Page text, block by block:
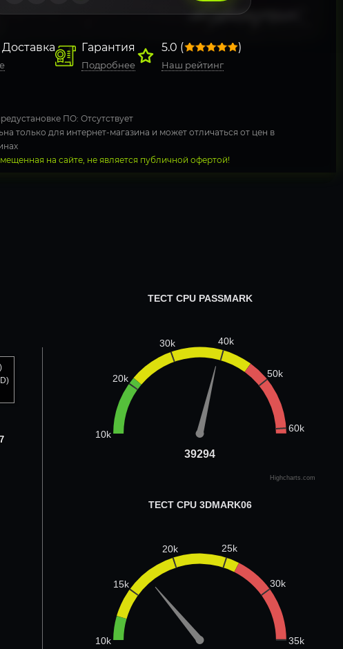
Гарантия
Подробнее
5.0 ( )
Наш рейтинг
ПО: Отсутствует
только для интернет-магазина и может отличаться от цен в
на сайте, не является публичной офертой!
39294
39294
ТЕСТ CPU PASSMARK
10k
20k
30k 40k
50k
60k
Highcharts.com
ТЕСТ CPU 3DMARK06
10k
15k
20k 25k
30k
35k